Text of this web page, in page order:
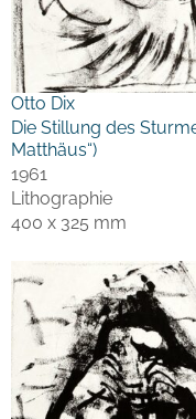
Otto Dix
Die Stillung des
Matthäus“)
1961
Lithographie
400 x 325 mm